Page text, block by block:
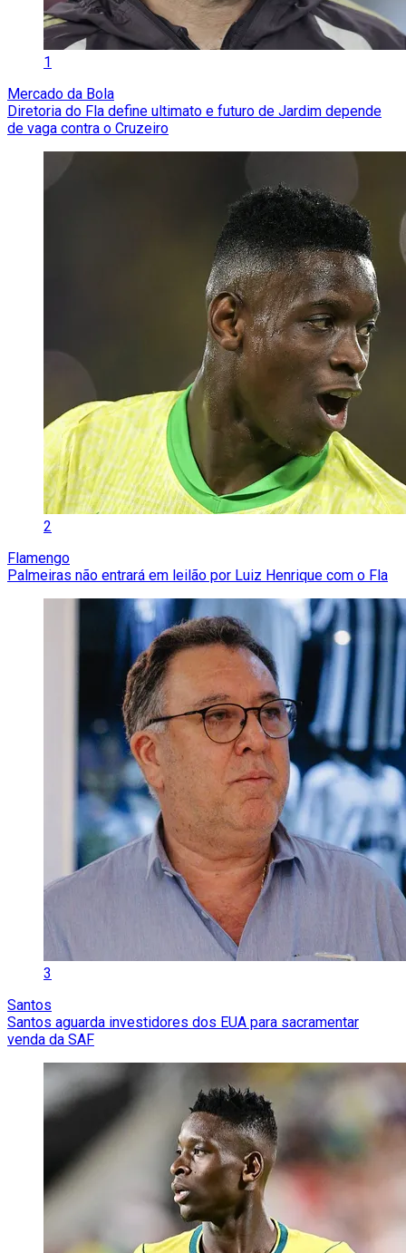
1
Mercado da Bola
Diretoria do Fla define ultimato e futuro de Jardim depende
de vaga contra o Cruzeiro
2
Flamengo
Palmeiras não entrará em leilão por Luiz Henrique com o Fla
3
Santos
Santos aguarda investidores dos EUA para sacramentar
venda da SAF